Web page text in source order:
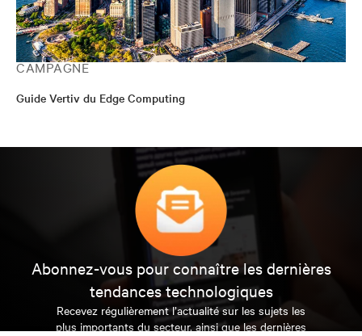
CAMPAGNE
Guide Vertiv du Edge Computing
Abonnez-vous pour connaître les dernières
tendances technologiques
Recevez régulièrement l’actualité sur les sujets les
plus importants du secteur, ainsi que les dernières